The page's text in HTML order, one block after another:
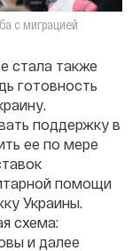
с миграцией
стала также
готовность
поддержку в
ее по мере
помощи
Украины.
схема:
и далее